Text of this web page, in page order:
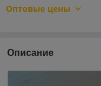
Оптовые цены
Описание